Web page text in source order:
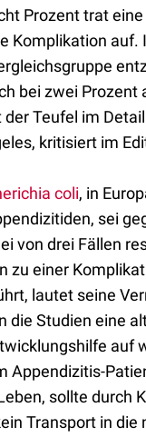
Prozent trat eine
Komplikation auf.
bei zwei Prozent
Teufel im
kritisiert im
coli, in
sei
von drei Fällen
zu einer
lautet seine
die Studien eine
auf
Appendizitis-
sollte durch
Transport in die